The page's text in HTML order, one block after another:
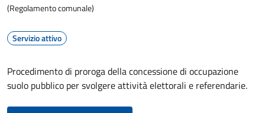
(Regolamento comunale)
Servizio attivo
Procedimento di proroga della concessione di occupazione
suolo pubblico per svolgere attività elettorali e referendarie.